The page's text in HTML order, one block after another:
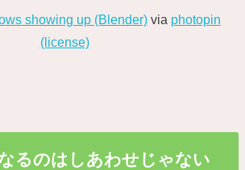
showing up (Blender)via photopin
(license)
るのはしあわせじゃない